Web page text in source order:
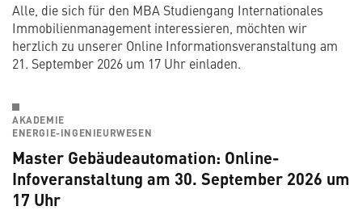
Alle, die sich für den MBA Studiengang Internationales
Immobilienmanagement interessieren, möchten wir
herzlich zu unserer Online Informationsveranstaltung am
21. September 2026 um 17 Uhr einladen.
AKADEMIE
ENERGIE-INGENIEURWESEN
Master Gebäudeautomation: Online-
Infoveranstaltung am 30. September 2026 um
17 Uhr